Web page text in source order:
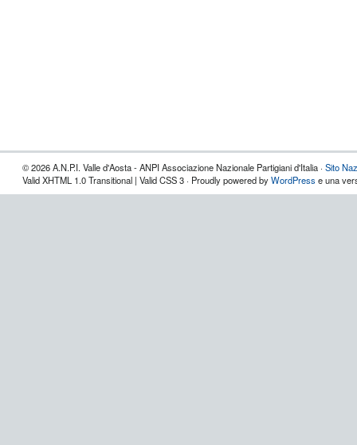
© 2026 A.N.P.I. Valle d'Aosta - ANPI Associazione Nazionale Partigiani d'Italia · Sito
Valid XHTML 1.0 Transitional | Valid CSS 3 · Proudly powered byWordPress e una